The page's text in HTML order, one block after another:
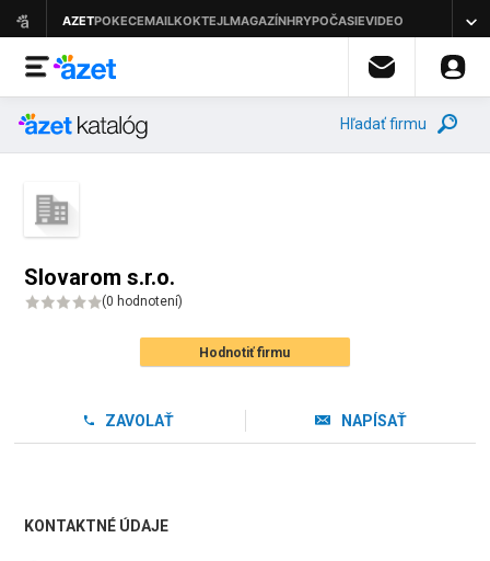
Hľadať firmu
Slovarom s.r.o.
(0 hodnotení)
Hodnotiť firmu
ZAVOLAŤ NAPÍSAŤ
KONTAKTNÉ ÚDAJE